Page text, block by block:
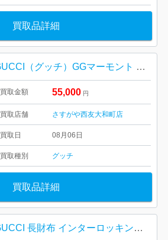
買取品詳細
GUCCI（グッチ）GGマーモント バケットバッグ
買取金額 55,000 円
買取店舗 さすがや西友大和町店
買取日 08月06日
買取種別 グッチ
買取品詳細
GUCCI 長財布 インターロッキング GG 428740